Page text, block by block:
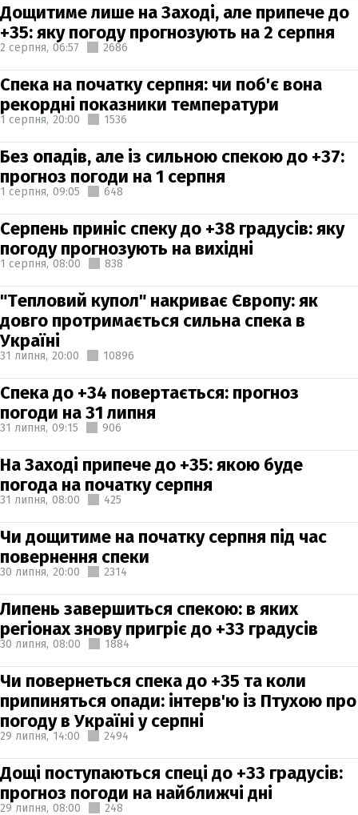
Дощитиме лише на Заході, але припече до
+35: яку погоду прогнозують на 2 серпня
2 серпня, 06:57 2686
Спека на початку серпня: чи поб'є вона
рекордні показники температури
1 серпня, 20:00 1536
Без опадів, але із сильною спекою до +37:
прогноз погоди на 1 серпня
1 серпня, 09:05 648
Серпень приніс спеку до +38 градусів: яку
погоду прогнозують на вихідні
1 серпня, 08:00 838
"Тепловий купол" накриває Європу: як
довго протримається сильна спека в
Україні
31 липня, 20:00 10896
Спека до +34 повертається: прогноз
погоди на 31 липня
31 липня, 09:15 906
На Заході припече до +35: якою буде
погода на початку серпня
31 липня, 08:00 425
Чи дощитиме на початку серпня під час
повернення спеки
30 липня, 20:00 2314
Липень завершиться спекою: в яких
регіонах знову пригріє до +33 градусів
30 липня, 08:00 1884
Чи повернеться спека до +35 та коли
припиняться опади: інтерв'ю із Птухою про
погоду в Україні у серпні
29 липня, 14:00 2494
Дощі поступаються спеці до +33 градусів:
прогноз погоди на найближчі дні
29 липня, 08:00 248